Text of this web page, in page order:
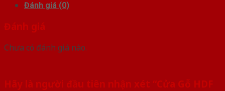
Đánh giá (0)
Đánh giá
Chưa có đánh giá nào.
Hãy là người đầu tiên nhận xét “Cửa Gỗ HDF